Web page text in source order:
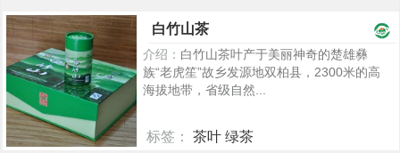
白竹山茶
介绍： 白竹山茶叶产于美丽神奇的楚雄彝
族“老虎笙”故乡发源地双柏县，2300米的高
海拔地带，省级自然...
标签： 茶叶 绿茶